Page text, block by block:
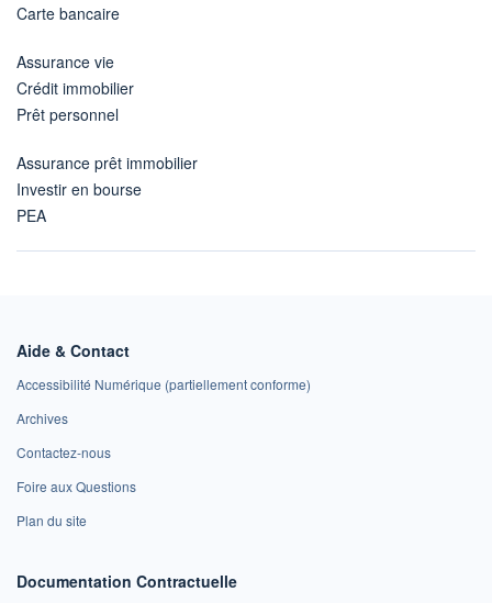
Carte bancaire
Assurance vie
Crédit immobilier
Prêt personnel
Assurance prêt immobilier
Investir en bourse
PEA
Aide & Contact
Accessibilité Numérique (partiellement conforme)
Archives
Contactez-nous
Foire aux Questions
Plan du site
Documentation Contractuelle